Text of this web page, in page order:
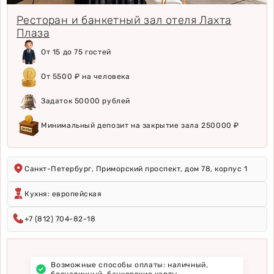
Ресторан и банкетный зал отеля Лахта
Плаза
От 15 до 75 гостей
От 5500 ₽ на человека
Задаток 50000 рублей
Минимальный депозит на закрытие зала 250000 ₽
Санкт-Петербург, Приморский проспект, дом 78, корпус 1
Кухня: европейская
+7 (812) 704-82-18
Возможные способы оплаты: наличный,